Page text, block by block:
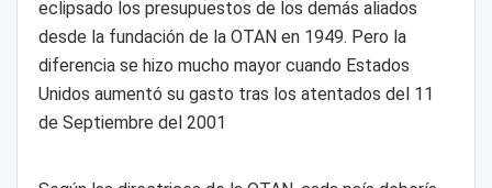
eclipsado los presupuestos de los demás aliados
desde la fundación de la OTAN en 1949. Pero la
diferencia se hizo mucho mayor cuando Estados
Unidos aumentó su gasto tras los atentados del 11
de Septiembre del 2001